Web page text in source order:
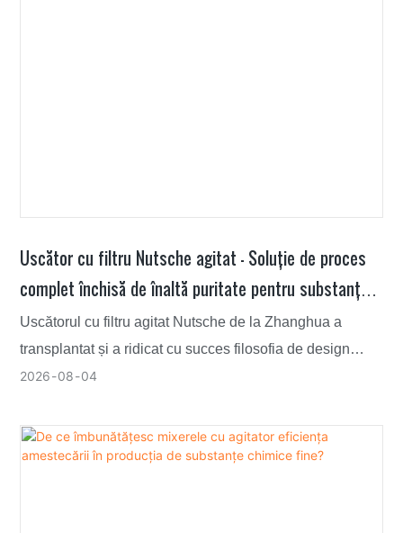
Uscător cu filtru Nutsche agitat — Soluție de proces
complet închisă de înaltă puritate pentru substanțe
chimice electronice umede semiconductoare
Uscătorul cu filtru agitat Nutsche de la Zhanghua a
transplantat și a ridicat cu succes filosofia de design
steril și închis de calitate farmaceutică într-un mediu
semiconductoare, oferind o garanție sistematică a
echipamentelor de proces pentru controlul ionilor
2026 08 04